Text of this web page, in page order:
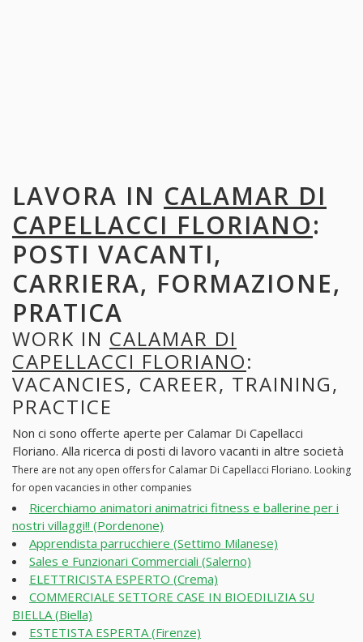
LAVORA IN CALAMAR DI
CAPELLACCI FLORIANO:
POSTI VACANTI,
CARRIERA, FORMAZIONE,
PRATICA
WORK IN CALAMAR DI
CAPELLACCI FLORIANO:
VACANCIES, CAREER, TRAINING,
PRACTICE
Non ci sono offerte aperte per Calamar Di Capellacci
Floriano. Alla ricerca di posti di lavoro vacanti in altre società
There are not any open offers for Calamar Di Capellacci Floriano. Looking
for open vacancies in other companies
Ricerchiamo animatori animatrici fitness e ballerine per i
nostri villaggi!! (Pordenone)
Apprendista parrucchiere (Settimo Milanese)
Sales e Funzionari Commerciali (Salerno)
ELETTRICISTA ESPERTO (Crema)
COMMERCIALE SETTORE CASE IN BIOEDILIZIA SU
BIELLA (Biella)
ESTETISTA ESPERTA (Firenze)